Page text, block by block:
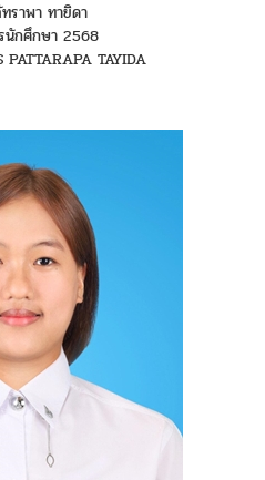
ราพา ทายิดา
นักศึกษา 2568
TAYIDA